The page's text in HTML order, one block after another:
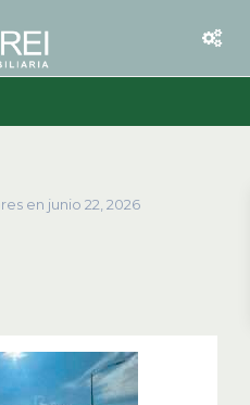
en junio 22, 2026